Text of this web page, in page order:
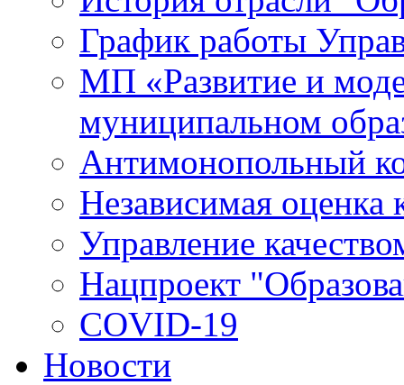
График работы
МП «Развитие и
муниципальном
Антимонопольный
Независимая оценка
Управление
Нацпроект
COVID-19
Новости